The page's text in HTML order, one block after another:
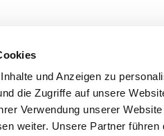
und Anzeigen zu
die Zugriffe auf unsere
Verwendung unserer
weiter. Unsere Partner führen